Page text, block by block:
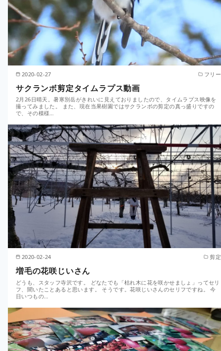
2020-02-27 フリー
サクランボ剪定タイムラプス動画
2月26日晴天。暑寒別岳がきれいに見えておりましたので、タイムラプス映像を
撮ってみました。 また、現在当果樹園ではサクランボの剪定の真っ盛りですの
で、その模様…
2020-02-24 剪定
増毛の花咲じいさん
どうも、スタッフ寺沢です。 どなたでも「枯れ木に花を咲かせましょ」ってセリ
フ、聞いたことあると思います。 そうです。花咲じいさんのセリフですね。 今
日いつもの…